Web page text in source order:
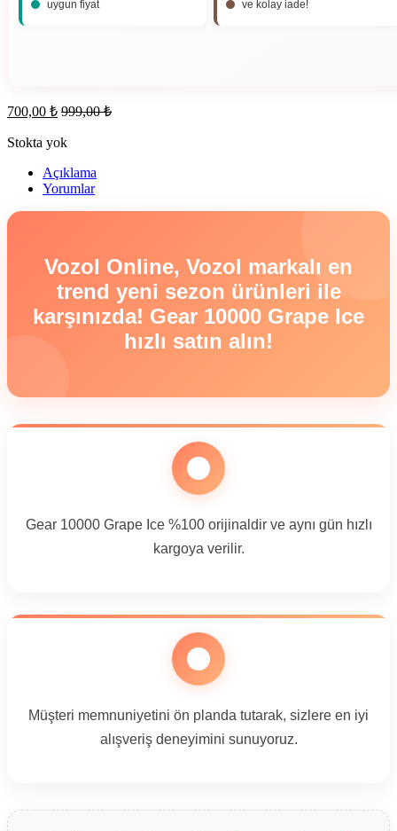
uygun fiyat ve kolay iade!
700,00 ₺ 999,00₺
Stokta yok
Açıklama
Yorumlar
Vozol Online, Vozol markalı en
trend yeni sezon ürünleri ile
karşınızda! Gear 10000 Grape Ice
hızlı satın alın!
Gear 10000 Grape Ice %100 orijinaldir ve aynı gün hızlı
kargoya verilir.
Müşteri memnuniyetini ön planda tutarak, sizlere en iyi
alışveriş deneyimini sunuyoruz.